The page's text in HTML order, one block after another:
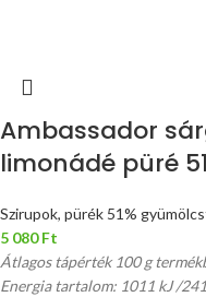
Ambassador
limonádé püré
Szirupok, pürék 51%
5 080Ft
Átlagos tápérték 100 g
Energia tartalom: 1011 kJ /